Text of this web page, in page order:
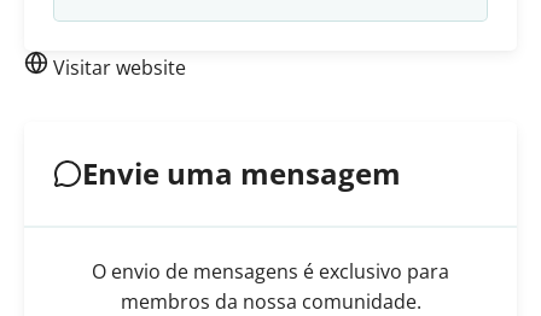
Visitar website
Envie uma mensagem
O envio de mensagens é exclusivo para
membros da nossa comunidade.